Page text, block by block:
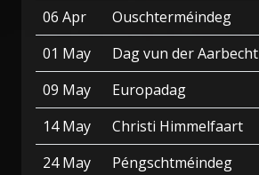
06 Apr
Ouschterméindeg
01 May
Dag vun der Aarbecht
09 May
Europadag
14 May
Christi Himmelfaart
24 May
Péngschtméindeg